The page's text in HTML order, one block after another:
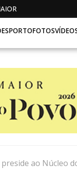
FOTOS
ao Núcleo